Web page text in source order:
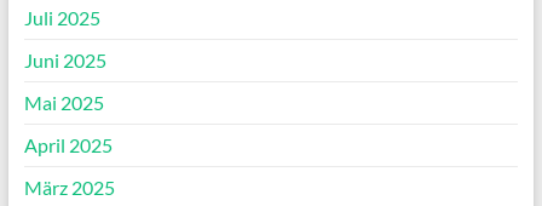
Juli 2025
Juni 2025
Mai 2025
April 2025
März 2025